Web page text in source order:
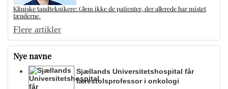
Kliniske tandteknikere: Glem ikke de patienter, der allerede har mistet
tænderne
Flere artikler
Nye navne
Sjællands Universitetshospital får
lærestolsprofessor i onkologi